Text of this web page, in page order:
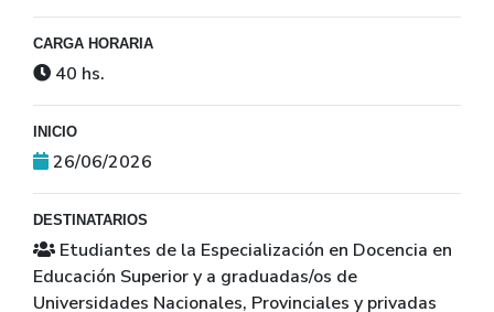
CARGA HORARIA
40 hs.
INICIO
26/06/2026
DESTINATARIOS
Etudiantes de la Especialización en Docencia en
Educación Superior y a graduadas/os de
Universidades Nacionales, Provinciales y privadas